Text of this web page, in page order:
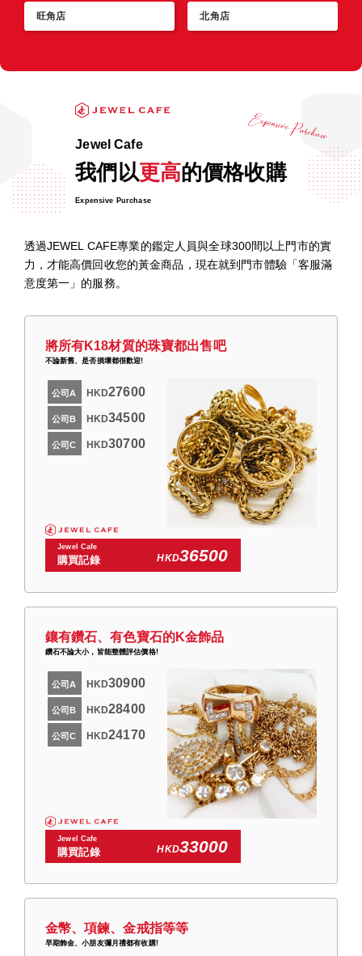
旺角店 北角店
Jewel Cafe
我們以更高的價格收購
Expensive Purchase
透過JEWEL CAFE專業的鑑定人員與全球300間以上門市的實
力，才能高價回收您的黃金商品，現在就到門市體驗「客服滿
意度第一」的服務。
將所有K18材質的珠寶都出售吧
不論新舊、是否損壞都很歡迎!
公司A HKD27600
公司B HKD34500
公司C HKD30700
Jewel Cafe
購買記錄 HKD36500
鑲有鑽石、有色寶石的K金飾品
鑽石不論大小，皆能整體評估價格!
公司A HKD30900
公司B HKD28400
公司C HKD24170
Jewel Cafe
購買記錄 HKD33000
金幣、項鍊、金戒指等等
早期飾金、小朋友彌月禮都有收購!